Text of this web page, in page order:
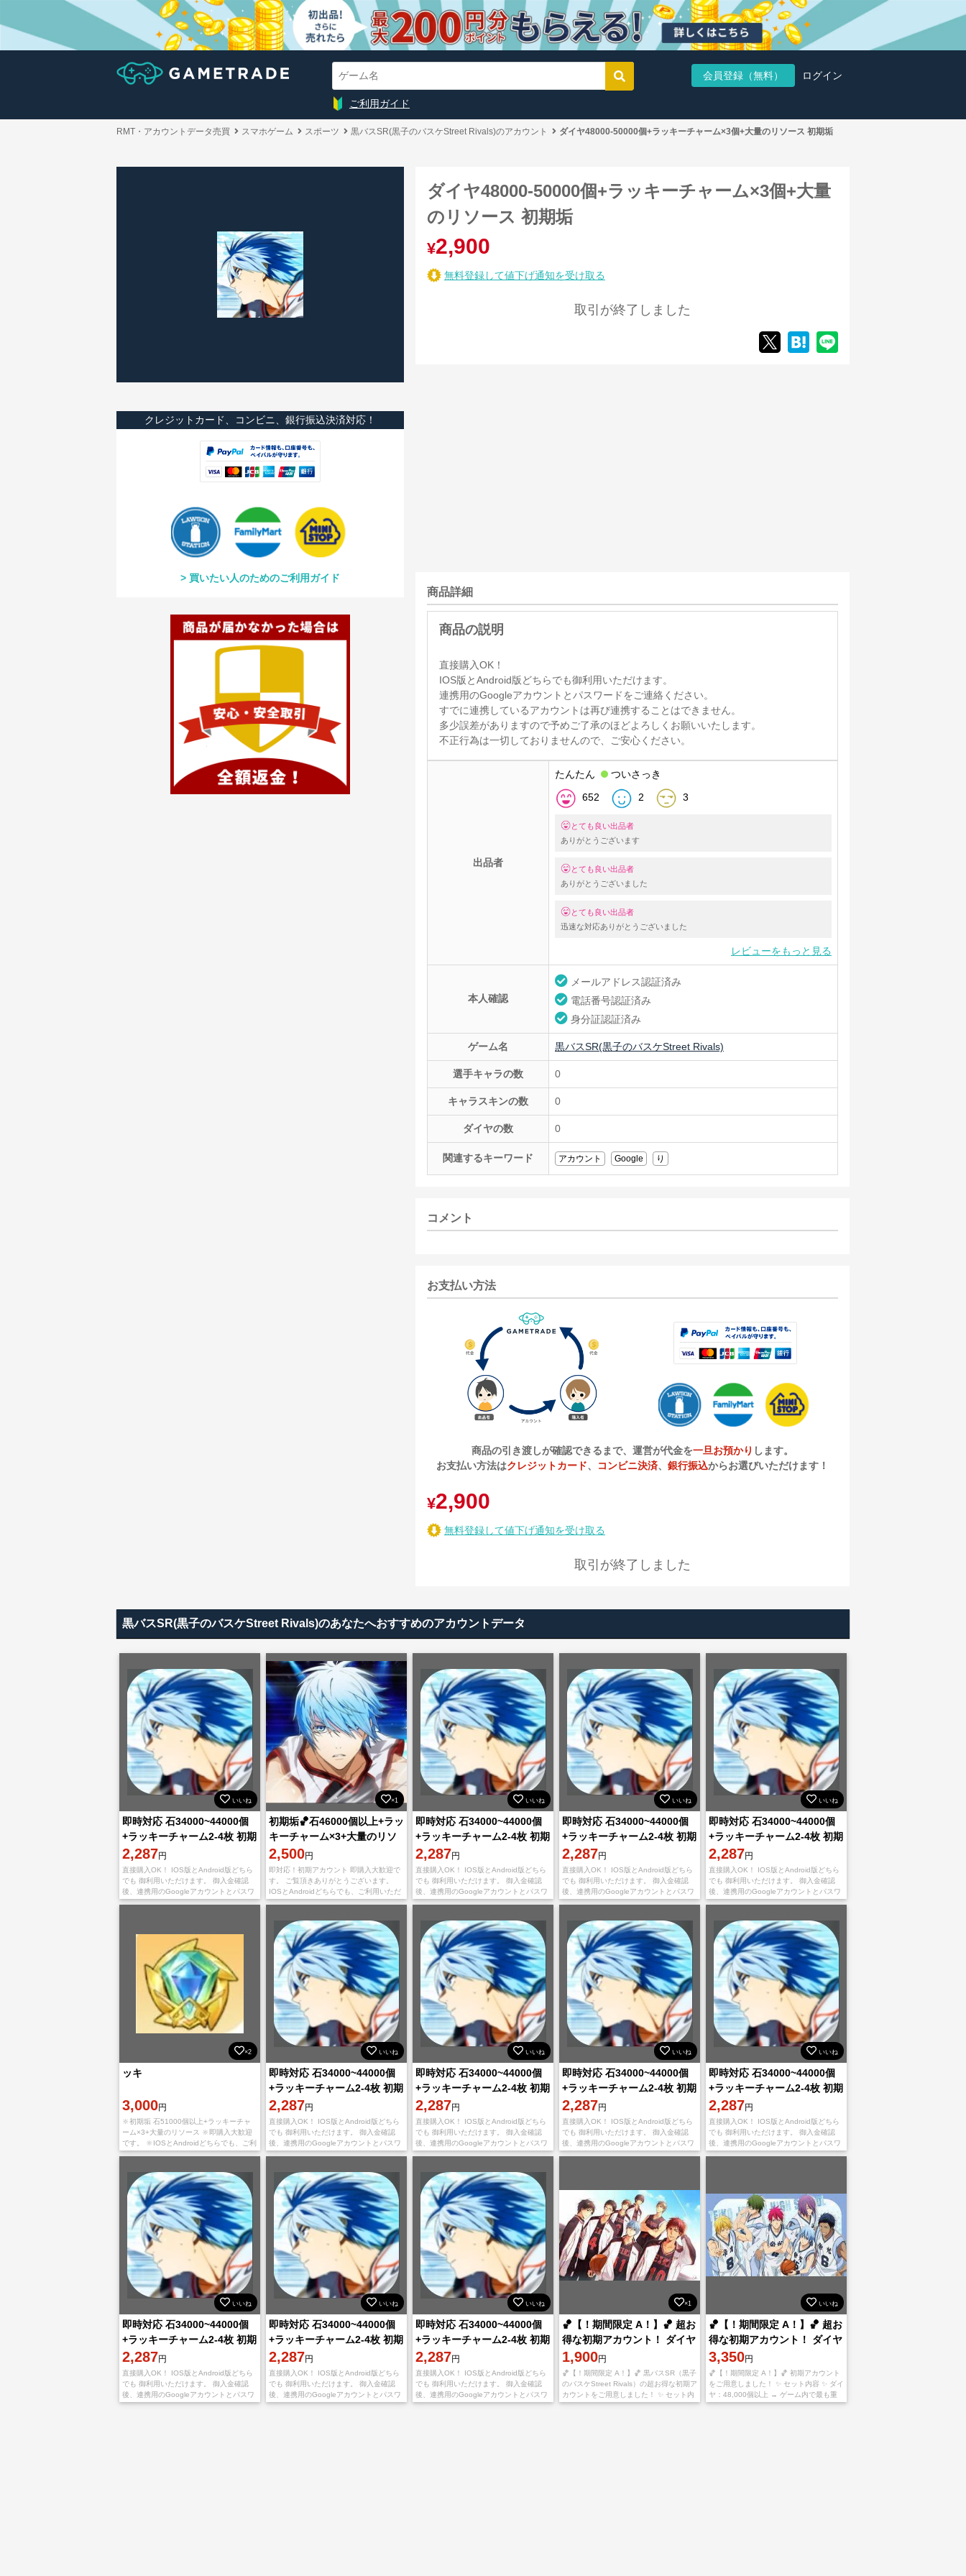
会員登録（無料） ログイン
ご利用ガイド
RMT・アカウントデータ売買 スマホゲーム スポーツ 黒バスSR(黒子のバスケStreet Rivals)のアカウント ダイヤ48000-50000個+ラッキーチャーム×3個+大量のリソース 初期垢
クレジットカード、コンビニ、銀行振込決済対応！
買いたい人のためのご利用ガイド
ダイヤ48000-50000個+ラッキーチャーム×3個+大量
のリソース 初期垢
¥2,900
無料登録して値下げ通知を受け取る
取引が終了しました
商品詳細
直接購入OK！
IOS版とAndroid版どちらでも御利用いただけます。
連携用のGoogleアカウントとパスワードをご連絡ください。
すでに連携しているアカウントは再び連携することはできません。
多少誤差がありますので予めご了承のほどよろしくお願いいたします。
不正行為は一切しておりませんので、ご安心ください。
出品者
たんたん ついさっき
652 2 3
とても良い出品者
ありがとうございます
とても良い出品者
ありがとうございました
とても良い出品者
迅速な対応ありがとうございました
レビューをもっと見る
本人確認
メールアドレス認証済み
電話番号認証済み
身分証認証済み
ゲーム名 黒バスSR(黒子のバスケStreet Rivals)
選手キャラの数 0
キャラスキンの数 0
ダイヤの数 0
関連するキーワード アカウント Google り
コメント
お支払い方法
商品の引き渡しが確認できるまで、運営が代金を一旦お預かり します。
お支払い方法はクレジットカード、 コンビニ決済、 銀行振込からお選びいただけます！
¥2,900
無料登録して値下げ通知を受け取る
取引が終了しました
黒バスSR(黒子のバスケStreet Rivals)のあなたへおすすめのアカウントデータ
いいね
即時対応 石34000~44000個
+ラッキーチャーム2-4枚 初期
垢 直接購入OK！
2,287円
直接購入OK！ IOS版とAndroid版どちら
でも 御利用いただけます。 御入金確認
後、連携用のGoogleアカウントとパスワ
ードを送りいたします。 不正行為は一切
×1
初期垢🏀石46000個以上+ラッ
キーチャーム×3+大量のリソ
ース
2,500円
即対応！初期アカウント 即購入大歓迎で
す。 ご覧頂きありがとうございます。
IOSとAndroidどちらでも、ご利用いただ
けます。 ご入金確認後に、未設定データ
いいね
即時対応 石34000~44000個
+ラッキーチャーム2-4枚 初期
垢 直接購入OK！
2,287円
直接購入OK！ IOS版とAndroid版どちら
でも 御利用いただけます。 御入金確認
後、連携用のGoogleアカウントとパスワ
ードを送りいたします。 不正行為は一切
いいね
即時対応 石34000~44000個
+ラッキーチャーム2-4枚 初期
垢 直接購入OK！
2,287円
直接購入OK！ IOS版とAndroid版どちら
でも 御利用いただけます。 御入金確認
後、連携用のGoogleアカウントとパスワ
ードを送りいたします。 不正行為は一切
いいね
即時対応 石34000~44000個
+ラッキーチャーム2-4枚 初期
垢 直接購入OK！
2,287円
直接購入OK！ IOS版とAndroid版どちら
でも 御利用いただけます。 御入金確認
後、連携用のGoogleアカウントとパスワ
ードを送りいたします。 不正行為は一切
×2
ッキ
3,000円
🔆初期垢 石51000個以上+ラッキーチャ
ーム×3+大量のリソース 🔆即購入大歓迎
です。 🔆IOSとAndroidどちらでも、ご利
用いただけます。 🔆ご入金確認後に、未
いいね
即時対応 石34000~44000個
+ラッキーチャーム2-4枚 初期
垢 直接購入OK！
2,287円
直接購入OK！ IOS版とAndroid版どちら
でも 御利用いただけます。 御入金確認
後、連携用のGoogleアカウントとパスワ
ードを送りいたします。 不正行為は一切
いいね
即時対応 石34000~44000個
+ラッキーチャーム2-4枚 初期
垢 直接購入OK！
2,287円
直接購入OK！ IOS版とAndroid版どちら
でも 御利用いただけます。 御入金確認
後、連携用のGoogleアカウントとパスワ
ードを送りいたします。 不正行為は一切
いいね
即時対応 石34000~44000個
+ラッキーチャーム2-4枚 初期
垢 直接購入OK！
2,287円
直接購入OK！ IOS版とAndroid版どちら
でも 御利用いただけます。 御入金確認
後、連携用のGoogleアカウントとパスワ
ードを送りいたします。 不正行為は一切
いいね
即時対応 石34000~44000個
+ラッキーチャーム2-4枚 初期
垢 直接購入OK！
2,287円
直接購入OK！ IOS版とAndroid版どちら
でも 御利用いただけます。 御入金確認
後、連携用のGoogleアカウントとパスワ
ードを送りいたします。 不正行為は一切
いいね
即時対応 石34000~44000個
+ラッキーチャーム2-4枚 初期
垢 直接購入OK！
2,287円
直接購入OK！ IOS版とAndroid版どちら
でも 御利用いただけます。 御入金確認
後、連携用のGoogleアカウントとパスワ
ードを送りいたします。 不正行為は一切
いいね
即時対応 石34000~44000個
+ラッキーチャーム2-4枚 初期
垢 直接購入OK！
2,287円
直接購入OK！ IOS版とAndroid版どちら
でも 御利用いただけます。 御入金確認
後、連携用のGoogleアカウントとパスワ
ードを送りいたします。 不正行為は一切
いいね
即時対応 石34000~44000個
+ラッキーチャーム2-4枚 初期
垢 直接購入OK！
2,287円
直接購入OK！ IOS版とAndroid版どちら
でも 御利用いただけます。 御入金確認
後、連携用のGoogleアカウントとパスワ
ードを送りいたします。 不正行為は一切
×1
🏀【！期間限定 A！】🏀 超お
得な初期アカウント！ ダイヤ
41000個以上＋ラッキーチャ
ーム×2
1,900円
🏀【！期間限定 A！】🏀 黒バスSR（黒子
のバスケStreet Rivals）の超お得な初期ア
カウントをご用意しました！ ✨ セット内
容 ✨ ダイヤ：41,000個以上 → ゲーム内
いいね
🏀【！期間限定 A！】🏀 超お
得な初期アカウント！ ダイヤ
48000個以上＋ラッキーチャ
ーム×3
3,350円
🏀【！期間限定 A！】🏀 初期アカウント
をご用意しました！ ✨ セット内容 ✨ ダイ
ヤ：48,000個以上 → ゲーム内で最も重
要な通貨！限定ガチャやアイテム購入に